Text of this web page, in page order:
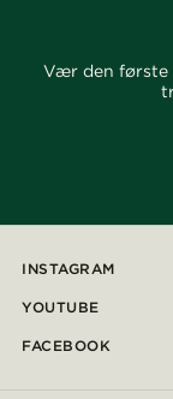
Vær den første
INSTAGRAM
YOUTUBE
FACEBOOK